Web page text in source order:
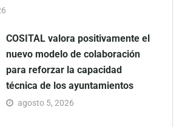
COSITAL valora positivamente el
nuevo modelo de colaboración
para reforzar la capacidad
técnica de los ayuntamientos
agosto 5, 2026